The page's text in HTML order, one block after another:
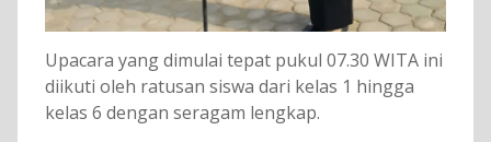
Upacara yang dimulai tepat pukul 07.30 WITA ini
diikuti oleh ratusan siswa dari kelas 1 hingga
kelas 6 dengan seragam lengkap.